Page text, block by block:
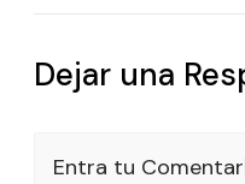
Dejar una
Entra tu